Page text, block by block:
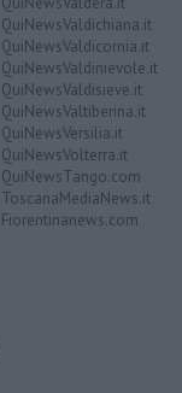
QuiNewsValdichiana.it
QuiNewsValdicornia.it
QuiNewsValdinievole.it
QuiNewsValdisieve.it
QuiNewsValtiberina.it
QuiNewsVersilia.it
QuiNewsVolterra.it
QuiNewsTango.com
ToscanaMediaNews.it
Fiorentinanews.com